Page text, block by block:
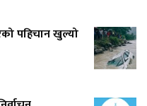
पहिचान खुल्यो